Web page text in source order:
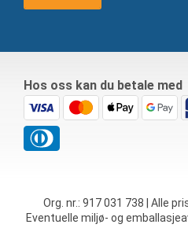
Hos oss kan du betale med
Org. nr.: 917 031 738 | Alle
Eventuelle miljø- og